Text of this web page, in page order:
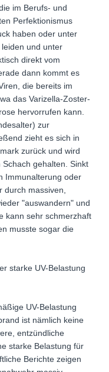
im Berufs- und
Perfektionismus
haben oder unter
und unter
direkt vom
dann kommt es
die bereits im
das Varizella-Zoster-
hervorrufen kann.
zur
zieht es sich in
zurück und wird
gehalten. Sinkt
Immunalterung oder
durch massiven,
"auswandern" und
kann sehr schmerzhaft
musste sogar die
starke UV-Belastung
UV-Belastung
ist nämlich keine
entzündliche
starke Belastung für
Berichte zeigen